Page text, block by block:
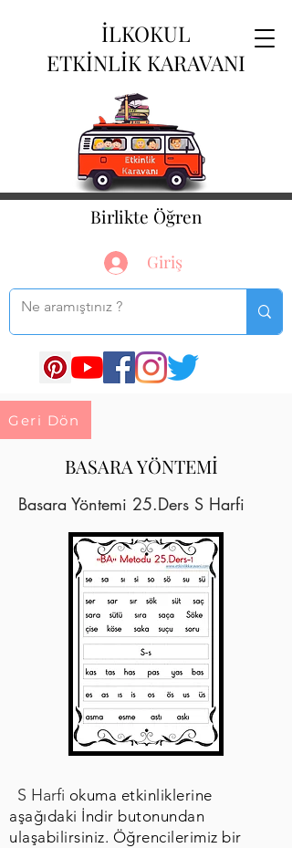
İLKOKUL
ETKİNLİK KARAVANI
Birlikte Öğren
Giriş
Geri Dön
BASARA YÖNTEMİ
Basara Yöntemi 25.Ders S Harfi
S Harfi okuma etkinliklerine
aşağıdaki İndir butonundan
ulaşabilirsiniz. Öğrencilerimiz bir